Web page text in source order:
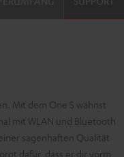
Mit dem One S wähnst
mit WLAN und Bluetooth
sagenhaften Qualität
dafür, dass er dir vorm